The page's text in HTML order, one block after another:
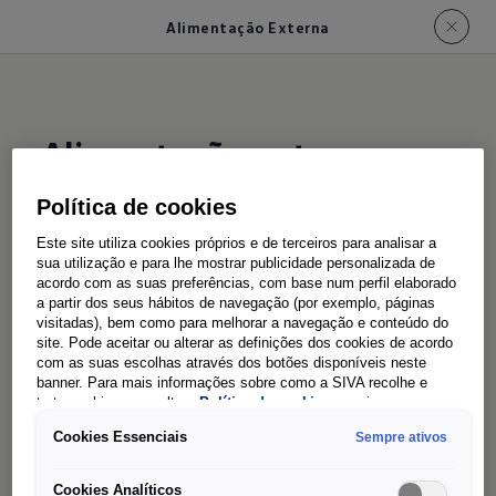
Alimentação Externa
Alimentação externa
Gosta de cozinhar no exterior? A mesa dobrável,
que pode ser colocada para o lado de fora da
viatura (de série na California Coast e Ocean) em
conjunto com a tomada de 230 V (de série a
partir da versão California Tour), que opera
quando alimentada por energia externa da rede
Política de cookies
Este site utiliza cookies próprios e de terceiros para analisar a
sua utilização e para lhe mostrar publicidade personalizada de
acordo com as suas preferências, com base num perfil elaborado
a partir dos seus hábitos de navegação (por exemplo, páginas
visitadas), bem como para melhorar a navegação e conteúdo do
site. Pode aceitar ou alterar as definições dos cookies de acordo
com as suas escolhas através dos botões disponíveis neste
banner. Para mais informações sobre como a SIVA recolhe e
trata cookies, consulte aPolítica de cookies em vigor.
Cookies Essenciais Sempre ativos
Cookies Analíticos